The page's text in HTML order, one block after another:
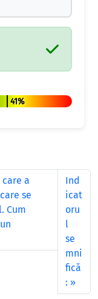
41%
a
se
Cum
Ind
icat
oru
l
se
mni
fică
: